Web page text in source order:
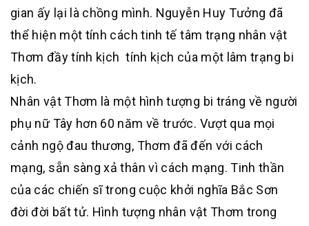
gian ấy lại là chồng mình. Nguyễn Huy Tưởng đã
thể hiện một tính cách tinh tế tâm trạng nhân vật
Thơm đầy tính kịch tính kịch của một lâm trạng bi
kịch.
Nhân vật Thơm là một hình tượng bi tráng về người
phụ nữ Tây hơn 60 năm về trước. Vượt qua mọi
cảnh ngộ đau thương, Thơm đã đến với cách
mạng, sẵn sàng xả thân vì cách mạng. Tinh thần
của các chiến sĩ trong cuộc khởi nghĩa Bắc Sơn
đời đời bất tử. Hình tượng nhân vật Thơm trong